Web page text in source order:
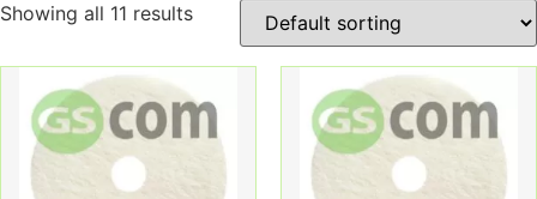
Showing all 11 results